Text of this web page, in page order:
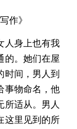
作》
人身上也有我
的。她们在屋
间，男人到
事物命名，他
所适从。男人
这里见到的所